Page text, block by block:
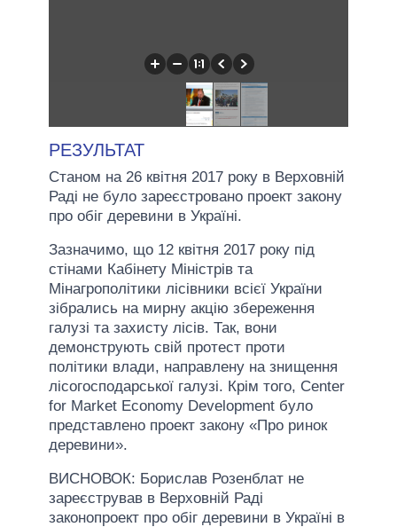
РЕЗУЛЬТАТ
Станом на 26 квітня 2017 року в Верховній
Раді не було зареєстровано проект закону
про обіг деревини в Україні.
Зазначимо, що 12 квітня 2017 року під
стінами Кабінету Міністрів та
Мінагрополітики лісівники всієї України
зібрались на мирну акцію збереження
галузі та захисту лісів. Так, вони
демонструють свій протест проти
політики влади, направлену на знищення
лісогосподарської галузі. Крім того, Center
for Market Economy Development було
представлено проект закону «Про ринок
деревини».
ВИСНОВОК: Борислав Розенблат не
зареєстрував в Верховній Раді
законопроект про обіг деревини в Україні в